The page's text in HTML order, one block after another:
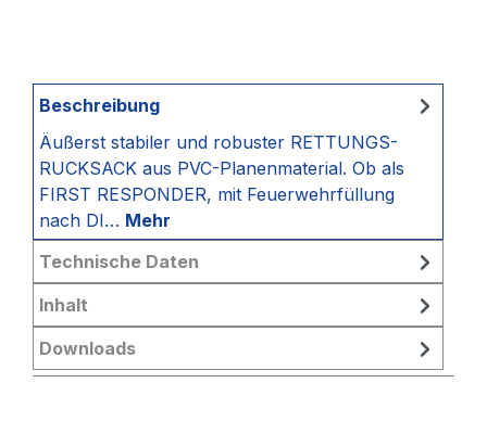
Beschreibung
Äußerst stabiler und robuster RETTUNGS-
RUCKSACK aus PVC-Planenmaterial. Ob als
FIRST RESPONDER, mit Feuerwehrfüllung
nach DI… Mehr
Technische Daten
Inhalt
Downloads